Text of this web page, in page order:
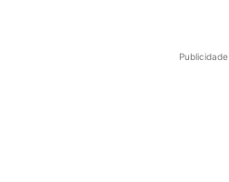
Publicidade